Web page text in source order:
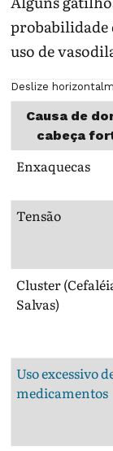
probabilidade
uso de
Deslize
Causa de
cabeça
Enxaquecas
Tensão
Cluster
Salvas)
Uso excessivo
medicamentos